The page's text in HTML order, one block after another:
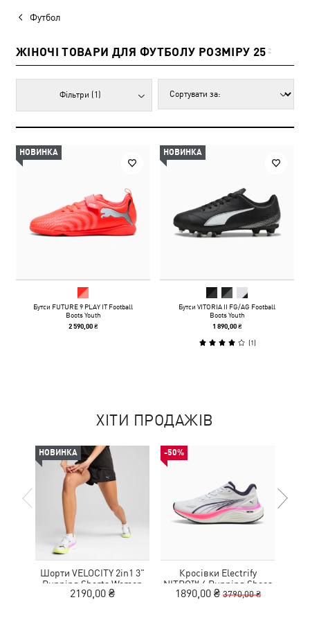
Футбол
ЖІНОЧІ ТОВАРИ ДЛЯ ФУТБОЛУ РОЗМІРУ 25 2
Фільтри (1)
НОВИНКА
Бутси FUTURE 9 PLAY IT Football
Boots Youth
2 590,00 ₴
НОВИНКА
Бутси VITORIA II FG/AG Football
Boots Youth
1 890,00 ₴
(1)
ХІТИ ПРОДАЖІВ
НОВИНКА
Шорти VELOCITY 2in1 3"
Running Shorts Women
2190,00 ₴
-50%
Кросівки Electrify
NITRO™ 4 Running Shoes
Youth
1890,00 ₴ 3790,00 ₴